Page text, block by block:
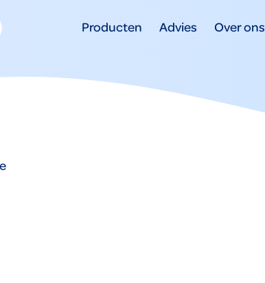
Producten Advies Over ons